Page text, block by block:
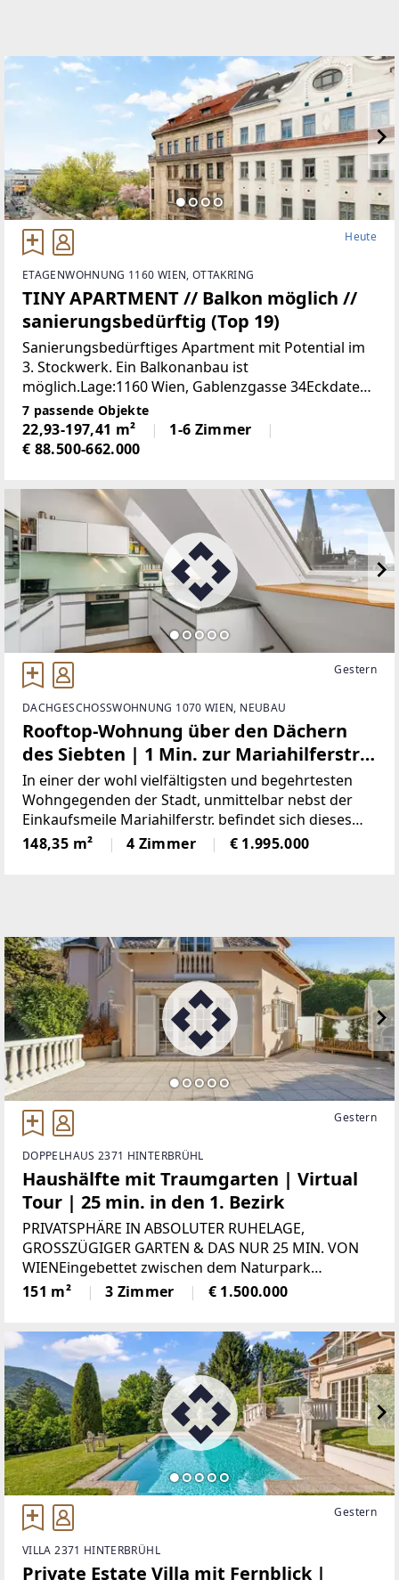
Heute
ETAGENWOHNUNG 1160 WIEN, OTTAKRING
TINY APARTMENT // Balkon möglich //
sanierungsbedürftig (Top 19)
Sanierungsbedürftiges Apartment mit Potential im
3. Stockwerk. Ein Balkonanbau ist
möglich.Lage:1160 Wien, Gablenzgasse 34Eckdaten
Wohnung Top 19:- Komplett sanierungsbedürftig- 3.
Stockwerk- Ein Balkonanbau ist möglich.
7 passende Objekte
22,93-197,41 m²
1-6 Zimmer
€ 88.500-662.000
Gestern
DACHGESCHOSSWOHNUNG 1070 WIEN, NEUBAU
Rooftop-Wohnung über den Dächern
des Siebten | 1 Min. zur Mariahilferstr.
| 40m² 360°-Terrasse | Virtual Tour
In einer der wohl vielfältigsten und begehrtesten
Wohngegenden der Stadt, unmittelbar nebst der
Einkaufsmeile Mariahilferstr. befindet sich dieses
außergewöhnliche und ausgeklügelte
Dachgeschoßobjekt. Das Jahrhundertwendehauses
148,35 m² 4 Zimmer € 1.995.000
Gestern
DOPPELHAUS 2371 HINTERBRÜHL
Haushälfte mit Traumgarten | Virtual
Tour | 25 min. in den 1. Bezirk
PRIVATSPHÄRE IN ABSOLUTER RUHELAGE,
GROSSZÜGIGER GARTEN & DAS NUR 25 MIN. VON
WIENEingebettet zwischen dem Naturpark
Föhrenberge, dem Husaren Tempel und der Burg
Liechtenstein liegt diese außerordentliche
151 m² 3 Zimmer € 1.500.000
Gestern
VILLA 2371 HINTERBRÜHL
Private Estate Villa mit Fernblick |